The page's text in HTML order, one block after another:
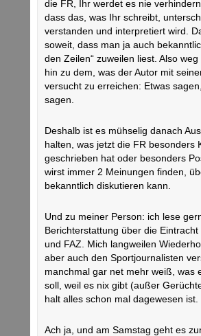
die FR, Ihr werdet es nie verhindern
dass das, was Ihr schreibt,
verstanden und interpretiert wird.
soweit, dass man ja auch
den Zeilen“ zuweilen liest. Also
hin zu dem, was der Autor mit
versucht zu erreichen: Etwas
sagen.
Deshalb ist es mühselig danach
halten, was jetzt die FR besonders
geschrieben hat oder besonders
wirst immer 2 Meinungen finden,
bekanntlich diskutieren kann.
Und zu meiner Person: ich lese
Berichterstattung über die Eintracht
und FAZ. Mich langweilen
aber auch den Sportjournalisten
manchmal gar net mehr weiß, was
soll, weil es nix gibt (außer
halt alles schon mal dagewesen ist.
Ach ja, und am Samstag geht es